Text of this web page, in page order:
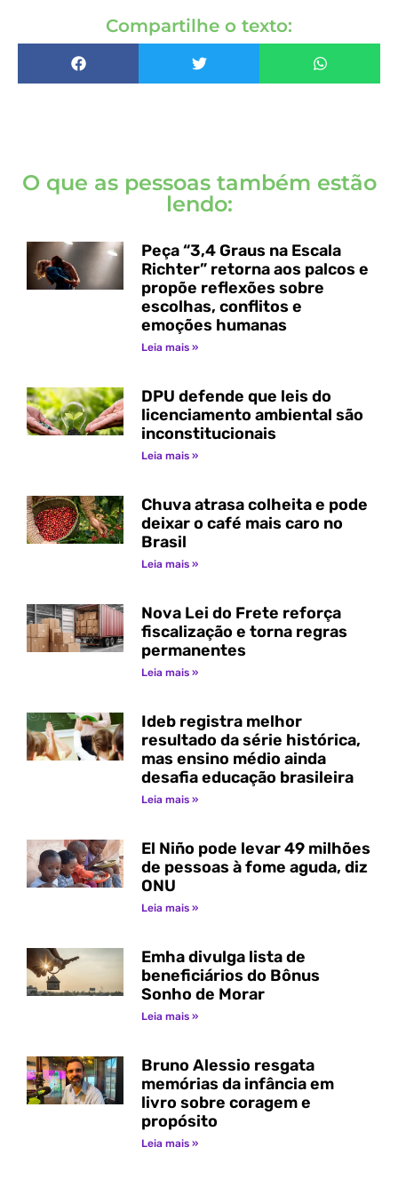
Compartilhe o texto:
O que as pessoas também estão
lendo:
Peça “3,4 Graus na Escala
Richter” retorna aos palcos e
propõe reflexões sobre
escolhas, conflitos e
emoções humanas
Leia mais »
DPU defende que leis do
licenciamento ambiental são
inconstitucionais
Leia mais »
Chuva atrasa colheita e pode
deixar o café mais caro no
Brasil
Leia mais »
Nova Lei do Frete reforça
fiscalização e torna regras
permanentes
Leia mais »
Ideb registra melhor
resultado da série histórica,
mas ensino médio ainda
desafia educação brasileira
Leia mais »
El Niño pode levar 49 milhões
de pessoas à fome aguda, diz
ONU
Leia mais »
Emha divulga lista de
beneficiários do Bônus
Sonho de Morar
Leia mais »
Bruno Alessio resgata
memórias da infância em
livro sobre coragem e
propósito
Leia mais »